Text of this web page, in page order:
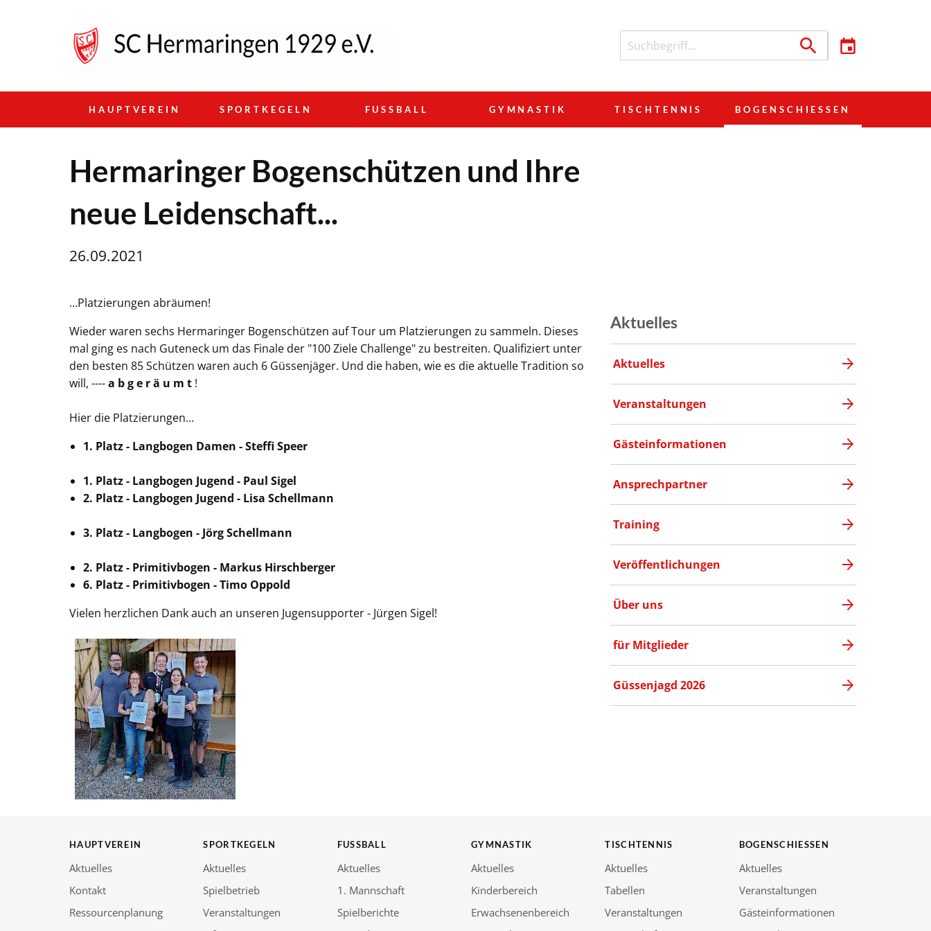
HAUPTVEREIN SPORTKEGELN FUSSBALL GYMNASTIK TISCHTENNIS BOGENSCHIESSEN
Hermaringer Bogenschützen und Ihre
neue Leidenschaft...
26.09.2021
...Platzierungen abräumen!
Wieder waren sechs Hermaringer Bogenschützen auf Tour um Platzierungen zu sammeln. Dieses
mal ging es nach Guteneck um das Finale der "100 Ziele Challenge" zu bestreiten. Qualifiziert unter
den besten 85 Schützen waren auch 6 Güssenjäger. Und die haben, wie es die aktuelle Tradition so
will, ----a b g e r ä u m t !
Hier die Platzierungen...
1. Platz - Langbogen Damen - Steffi Speer
1. Platz - Langbogen Jugend - Paul Sigel
2. Platz - Langbogen Jugend - Lisa Schellmann
3. Platz - Langbogen - Jörg Schellmann
2. Platz - Primitivbogen - Markus Hirschberger
6. Platz - Primitivbogen - Timo Oppold
Vielen herzlichen Dank auch an unseren Jugensupporter - Jürgen Sigel!
Aktuelles
Aktuelles
Veranstaltungen
Gästeinformationen
Ansprechpartner
Training
Veröffentlichungen
Über uns
für Mitglieder
Güssenjagd 2026
HAUPTVEREIN
Aktuelles
Kontakt
Ressourcenplanung
SPORTKEGELN
Aktuelles
Spielbetrieb
Veranstaltungen
FUSSBALL
Aktuelles
1. Mannschaft
Spielberichte
GYMNASTIK
Aktuelles
Kinderbereich
Erwachsenenbereich
TISCHTENNIS
Aktuelles
Tabellen
Veranstaltungen
BOGENSCHIESSEN
Aktuelles
Veranstaltungen
Gästeinformationen